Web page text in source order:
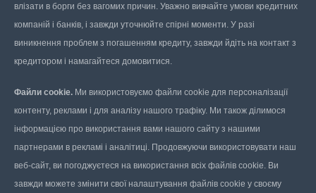
влізати в борги без вагомих причин. Уважно вивчайте умови кредитних
компаній і банків, і завжди уточнюйте спірні моменти. У разі
виникнення проблем з погашенням кредиту, завжди йдіть на контакт з
кредитором і намагайтеся домовитися.
Файли cookie. Ми використовуємо файли cookie для персоналізації
контенту, реклами і для аналізу нашого трафіку. Ми також ділимося
інформацією про використання вами нашого сайту з нашими
партнерами в рекламі і аналітиці. Продовжуючи використовувати наш
веб-сайт, ви погоджуєтеся на використання всіх файлів cookie. Ви
завжди можете змінити свої налаштування файлів cookie у своєму